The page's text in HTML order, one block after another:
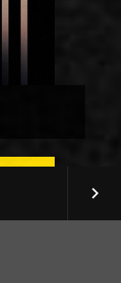
keyboard_arrow_right